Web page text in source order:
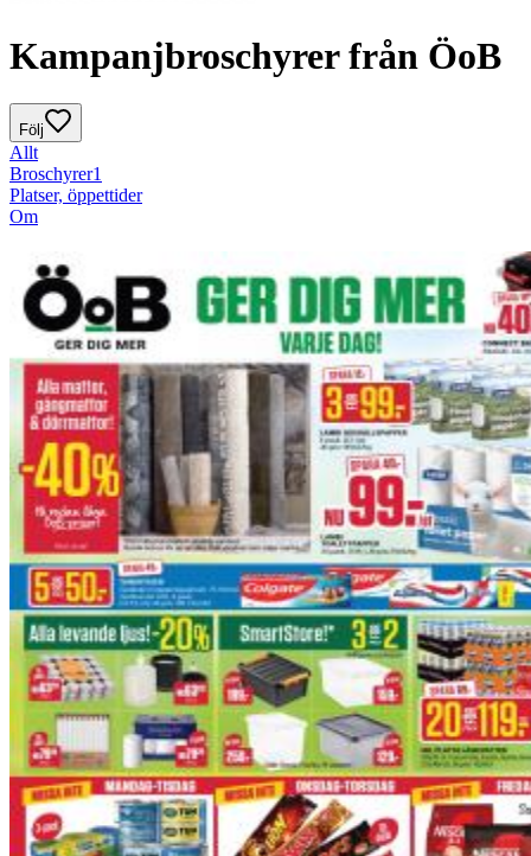
Kampanjbroschyrer från ÖoB
Följ
Allt
Broschyrer1
Platser, öppettider
Om